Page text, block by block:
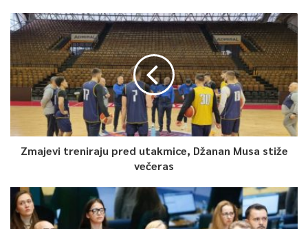
biti predata na dalju nadležnost Kantonalnom tužilaštvu
Hercegovačko – neretvanskog kantona uz Izvještaj o
počinjenom krivičnom djelu, navodi se u saopćenju FUP-a.
0
Article Rating
Zmajevi treniraju pred utakmice, Džanan Musa stiže
večeras